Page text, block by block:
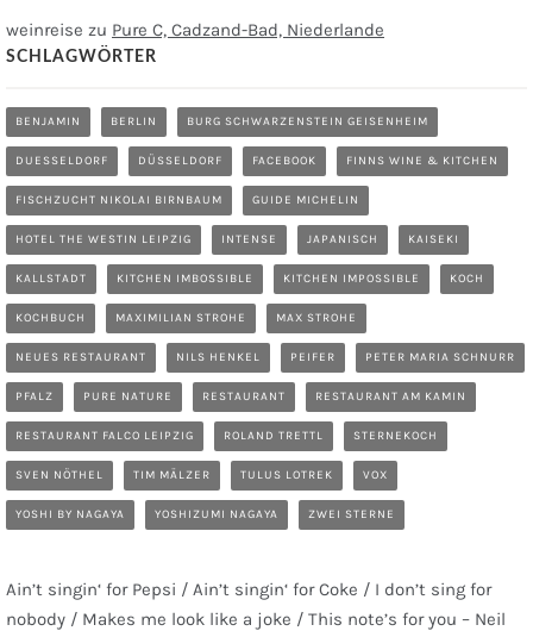
weinreise zu Pure C, Cadzand-Bad, Niederlande
SCHLAGWÖRTER
BENJAMIN BERLIN BURG SCHWARZENSTEIN GEISENHEIM
DUESSELDORF DÜSSELDORF FACEBOOK FINNS WINE & KITCHEN
FISCHZUCHT NIKOLAI BIRNBAUM GUIDE MICHELIN
HOTEL THE WESTIN LEIPZIG INTENSE JAPANISCH KAISEKI
KALLSTADT KITCHEN IMBOSSIBLE KITCHEN IMPOSSIBLE KOCH
KOCHBUCH MAXIMILIAN STROHE MAX STROHE
NEUES RESTAURANT NILS HENKEL PEIFER PETER MARIA SCHNURR
PFALZ PURE NATURE RESTAURANT RESTAURANT AM KAMIN
RESTAURANT FALCO LEIPZIG ROLAND TRETTL STERNEKOCH
SVEN NÖTHEL TIM MÄLZER TULUS LOTREK VOX
YOSHI BY NAGAYA YOSHIZUMI NAGAYA ZWEI STERNE
Ain’t singin‘ for Pepsi / Ain’t singin‘ for Coke / I don’t sing for
nobody / Makes me look like a joke / This note’s for you – Neil